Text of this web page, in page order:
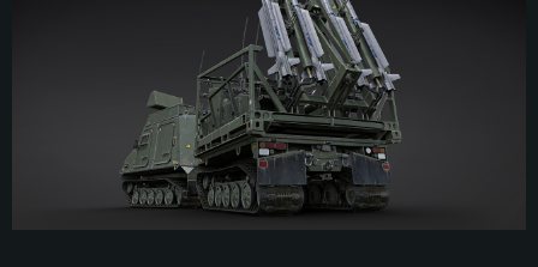
Linux平台
操作系统：Windows 10 (64位)
处理器：双核 2.2 GHz
图形处理器：DirectX 11 级别的显卡 - AMD Radeon 77XX / NVIDIA GeForce
GTX 660 (游戏支持的解析度最低为720P)
操作系统：Mac OS Big Sur 11.0 或更新版本
处理器：Core i7，至少需要 2.2GHz (不支持Intel Xeon系列)
图形处理器: Intel Iris Pro 5200 (Mac) 或同等水平的 AMD / Nvidia显卡 (游戏
支持的解析度最低为720P)
操作系统：大部分现代 64 位 Linux 系统发行版
处理器：双核 2.4 GHz
图形处理器：NVIDIA GTX 660 及最新显卡驱动 (至少为半年以内的版本) 或同
等水平的 AMD 显卡及最新的显卡驱动 (至少为半年以内的版本)。游戏支持的
解析度最低为720P。显卡需要支持Vulkan API